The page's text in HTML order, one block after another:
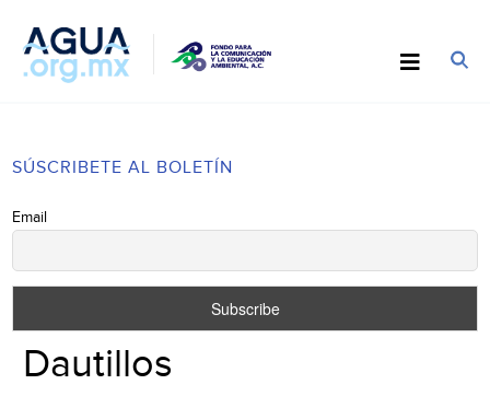
SÚSCRIBETE AL BOLETÍN
Email
Dautillos